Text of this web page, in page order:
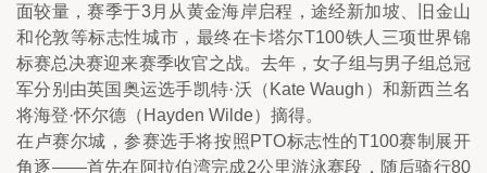
面较量，赛季于3月从黄金海岸启程，途经新加坡、旧金山
和伦敦等标志性城市，最终在卡塔尔T100铁人三项世界锦
标赛总决赛迎来赛季收官之战。去年，女子组与男子组总冠
军分别由英国奥运选手凯特·沃（Kate Waugh）和新西兰名
将海登·怀尔德（Hayden Wilde）摘得。
在卢赛尔城，参赛选手将按照PTO标志性的T100赛制展开
角逐——首先在阿拉伯湾完成2公里游泳赛段，随后骑行80